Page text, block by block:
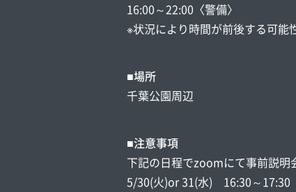
16:00～22:00〈警備〉
※状況により時間が前後する可能
■場所
千葉公園周辺
■注意事項
下記の日程でzoomにて事前説明
5/30(火)or 31(水) 16:30～17:30